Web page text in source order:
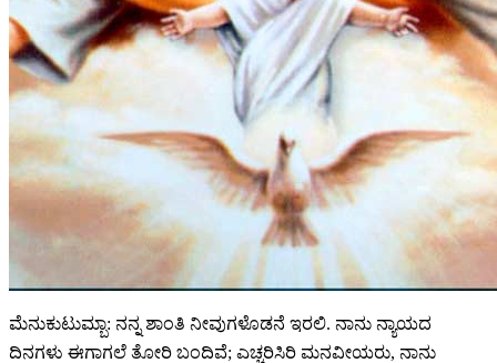
ಮೆನುಕುಟುಮ್ಬಾ: ನನ್ನ ಶಾಂತಿ ನೀವುಗಳೊಡನೆ ಇರಲಿ. ನಾನು ನ್ಯಾಯದ
ದಿನಗಳು ಈಗಾಗಲೆ ತೋರಿ ಬಂದಿವೆ; ಎಚ್ಚರಿಸಿರಿ ಮನವೀಯರು, ನಾನು